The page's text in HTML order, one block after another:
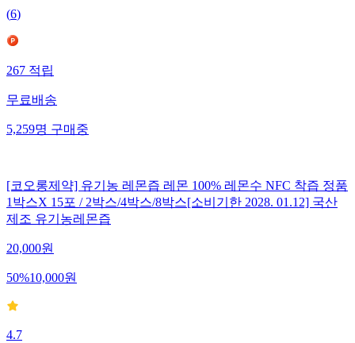
(6)
267 적립
무료배송
5,259명 구매중
[코오롱제약] 유기농 레몬즙 레몬 100% 레몬수 NFC 착즙 정품
1박스X 15포 / 2박스/4박스/8박스[소비기한 2028. 01.12] 국산
제조 유기농레몬즙
20,000원
50%10,000원
4.7